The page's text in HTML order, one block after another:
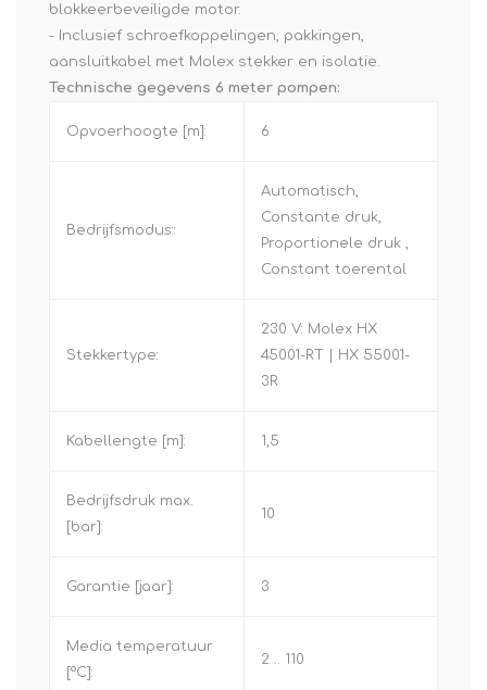
blokkeerbeveiligde motor.
- Inclusief schroefkoppelingen, pakkingen,
aansluitkabel met Molex stekker en isolatie.
Technische gegevens 6 meter pompen:
Opvoerhoogte [m]: 6
Bedrijfsmodus::
Automatisch,
Constante druk,
Proportionele druk ,
Constant toerental
Stekkertype:
230 V: Molex HX
45001-RT | HX 55001-
3R
Kabellengte [m]: 1,5
Bedrijfsdruk max.
[bar]:
10
Garantie [jaar]: 3
Media temperatuur
[°C]:
2 .. 110